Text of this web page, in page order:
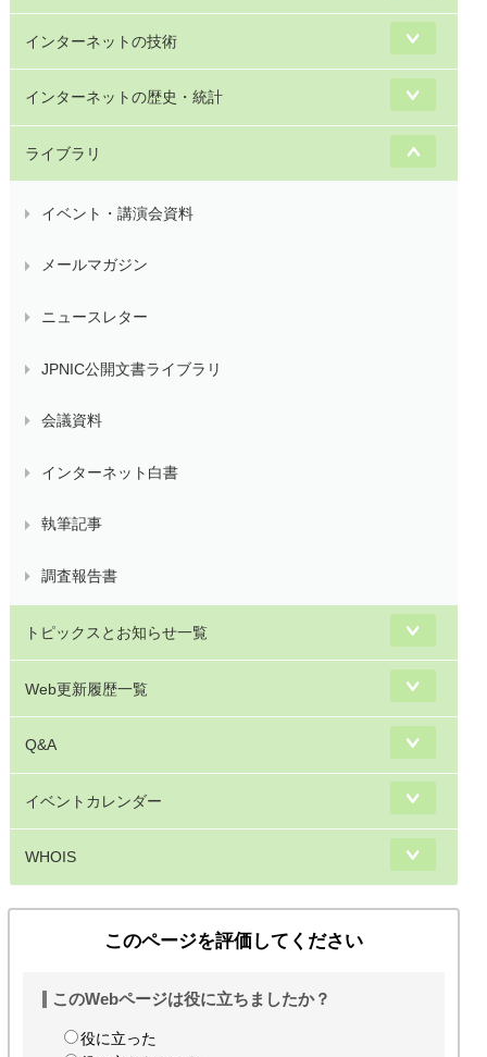
インターネットの技術
インターネットの歴史・統計
ライブラリ
イベント・講演会資料
メールマガジン
ニュースレター
JPNIC公開文書ライブラリ
会議資料
インターネット白書
執筆記事
調査報告書
トピックスとお知らせ一覧
Web更新履歴一覧
Q&A
イベントカレンダー
WHOIS
このページを評価してください
このWebページは役に立ちましたか？
役に立った